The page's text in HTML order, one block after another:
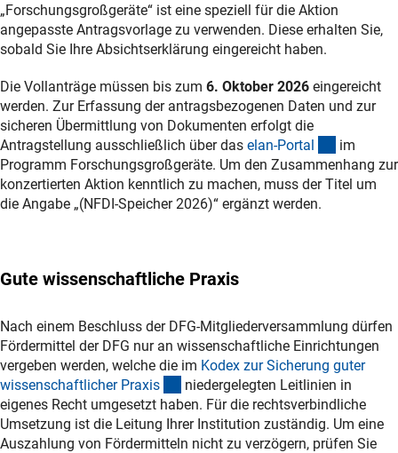
„Forschungsgroßgeräte“ ist eine speziell für die Aktion
angepasste Antragsvorlage zu verwenden. Diese erhalten Sie,
sobald Sie Ihre Absichtserklärung eingereicht haben.
Die Vollanträge müssen bis zum 6. Oktober 2026 eingereicht
werden. Zur Erfassung der antragsbezogenen Daten und zur
sicheren Übermittlung von Dokumenten erfolgt die
Antragstellung ausschließlich über das elan-Portal (externer
im
Programm Forschungsgroßgeräte. Um den Zusammenhang zur
konzertierten Aktion kenntlich zu machen, muss der Titel um
die Angabe „(NFDI-Speicher 2026)“ ergänzt werden.
Gute wissenschaftliche Praxis
Nach einem Beschluss der DFG-Mitgliederversammlung dürfen
Fördermittel der DFG nur an wissenschaftliche Einrichtungen
vergeben werden, welche die im Kodex zur Sicherung guter
wissenschaftlicher Praxis (externer Link)
niedergelegten Leitlinien in
eigenes Recht umgesetzt haben. Für die rechtsverbindliche
Umsetzung ist die Leitung Ihrer Institution zuständig. Um eine
Auszahlung von Fördermitteln nicht zu verzögern, prüfen Sie